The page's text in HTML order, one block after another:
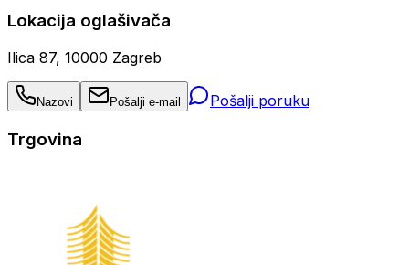
Lokacija oglašivača
Ilica 87, 10000 Zagreb
Nazovi Pošalji e-mail Pošalji poruku
Trgovina